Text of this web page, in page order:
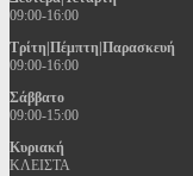
09:00-16:00
Τρίτη|Πέμπτη|Παρασκευή
09:00-16:00
Σάββατο
09:00-15:00
Κυριακή
ΚΛΕΙΣΤΑ